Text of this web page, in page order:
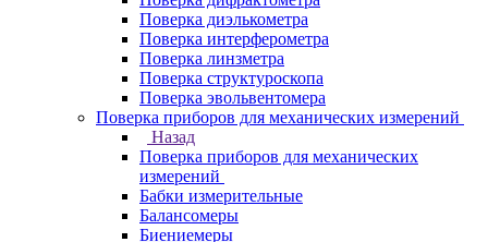
Поверка диэлькометра
Поверка интерферометра
Поверка линзметра
Поверка структуроскопа
Поверка эвольвентомера
Поверка приборов для механических измерений
Назад
Поверка приборов для механических
измерений
Бабки измерительные
Балансомеры
Биениемеры